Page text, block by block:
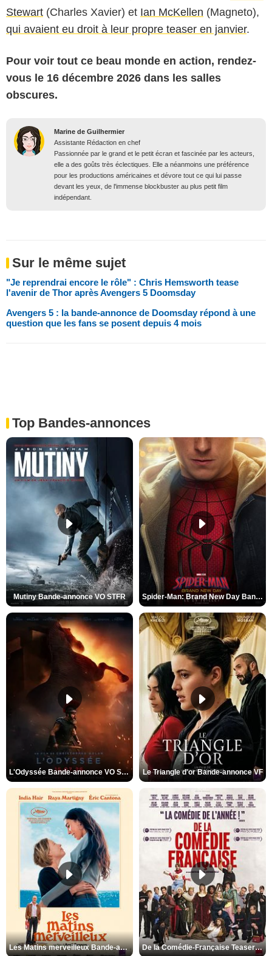
Stewart (Charles Xavier) et Ian McKellen (Magneto),
qui avaient eu droit à leur propre teaser en janvier.
Pour voir tout ce beau monde en action, rendez-
vous le 16 décembre 2026 dans les salles
obscures.
Marine de Guilhermier
Assistante Rédaction en chef
Passionnée par le grand et le petit écran et fascinée par les acteurs,
elle a des goûts très éclectiques. Elle a néanmoins une préférence
pour les productions américaines et dévore tout ce qui lui passe
devant les yeux, de l'immense blockbuster au plus petit film
indépendant.
Sur le même sujet
"Je reprendrai encore le rôle" : Chris Hemsworth tease
l'avenir de Thor après Avengers 5 Doomsday
Avengers 5 : la bande-annonce de Doomsday répond à une
question que les fans se posent depuis 4 mois
Top Bandes-annonces
Mutiny Bande-annonce VO STFR Spider-Man: Brand New Day Bande-annonce VO STFR
L'Odyssée Bande-annonce VO STFR Le Triangle d'or Bande-annonce VF
Les Matins merveilleux Bande-annonce VF De la Comédie-Française Teaser VF